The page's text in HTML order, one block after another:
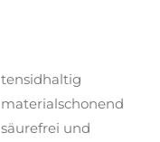
tensidhaltig
materialschonend
säurefrei und